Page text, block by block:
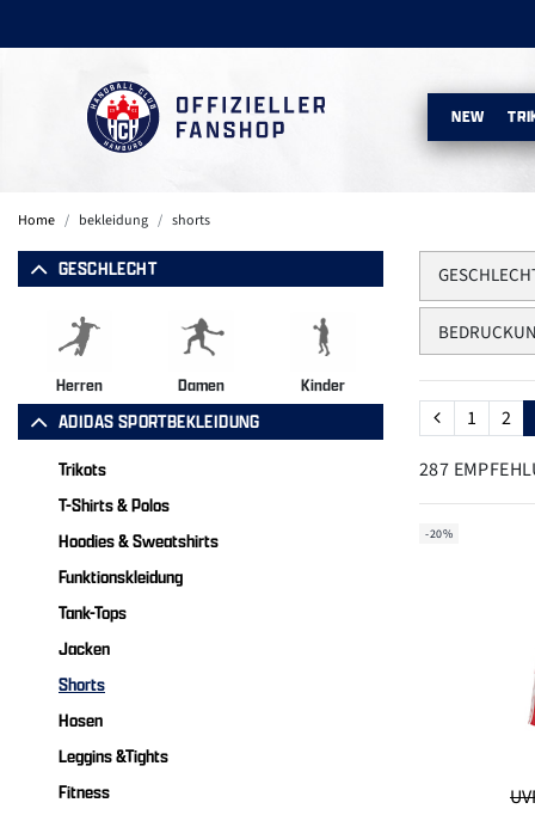
NEW
Home bekleidung shorts
GESCHLECHT
Herren Damen Kinder
ADIDAS SPORTBEKLEIDUNG
Trikots
T-Shirts & Polos
Hoodies & Sweatshirts
Funktionskleidung
Tank-Tops
Jacken
Shorts
Hosen
Leggins &Tights
Fitness
1
2
287
-20%